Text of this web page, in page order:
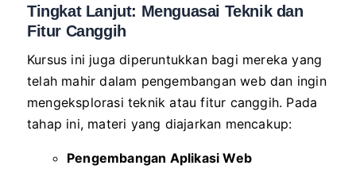
Tingkat Lanjut: Menguasai Teknik dan
Fitur Canggih
Kursus ini juga diperuntukkan bagi mereka yang
telah mahir dalam pengembangan web dan ingin
mengeksplorasi teknik atau fitur canggih. Pada
tahap ini, materi yang diajarkan mencakup:
Pengembangan Aplikasi Web